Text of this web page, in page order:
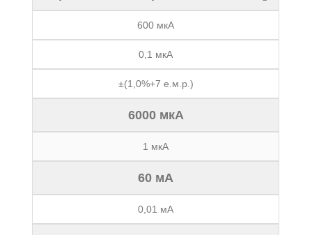
600 мкА
0,1 мкА
±(1,0%+7 е.м.р.)
6000 мкА
1 мкА
60 мА
0,01 мА